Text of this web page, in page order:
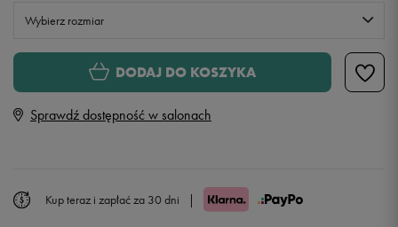
Wybierz rozmiar
Powiadom o dostępności
S
DODAJ DO KOSZYKA
Sprawdź dostępność w salonach
Kup teraz i zapłać za 30 dni |